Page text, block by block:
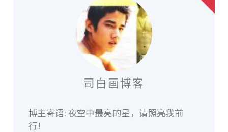
司白画博客
博主寄语: 夜空中最亮的星，请照亮我前
行！